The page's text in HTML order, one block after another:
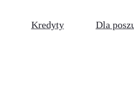
Kredyty Dla